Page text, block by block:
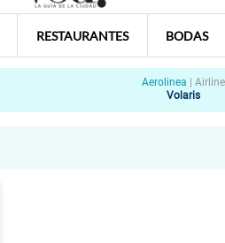
RESTAURANTES BODAS
Aerolinea
Airline
Volaris